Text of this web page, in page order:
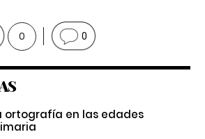
0 0
ortografía en las edades